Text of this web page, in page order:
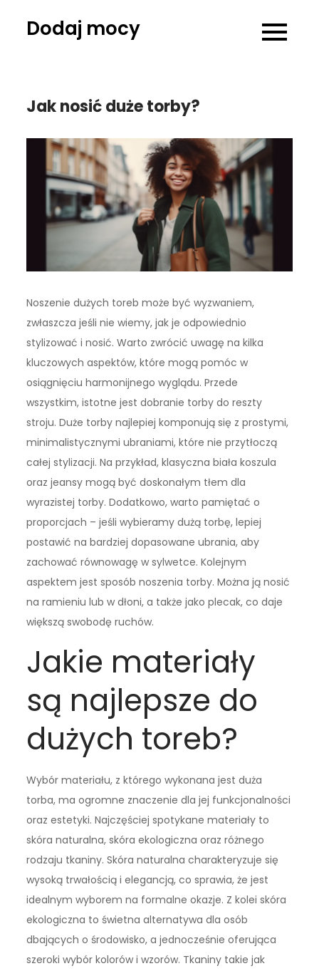
Dodaj mocy
Jak nosić duże torby?
Noszenie dużych toreb może być wyzwaniem,
zwłaszcza jeśli nie wiemy, jak je odpowiednio
stylizować i nosić. Warto zwrócić uwagę na kilka
kluczowych aspektów, które mogą pomóc w
osiągnięciu harmonijnego wyglądu. Przede
wszystkim, istotne jest dobranie torby do reszty
stroju. Duże torby najlepiej komponują się z prostymi,
minimalistycznymi ubraniami, które nie przytłoczą
całej stylizacji. Na przykład, klasyczna biała koszula
oraz jeansy mogą być doskonałym tłem dla
wyrazistej torby. Dodatkowo, warto pamiętać o
proporcjach – jeśli wybieramy dużą torbę, lepiej
postawić na bardziej dopasowane ubrania, aby
zachować równowagę w sylwetce. Kolejnym
aspektem jest sposób noszenia torby. Można ją nosić
na ramieniu lub w dłoni, a także jako plecak, co daje
większą swobodę ruchów.
Jakie materiały
są najlepsze do
dużych toreb?
Wybór materiału, z którego wykonana jest duża
torba, ma ogromne znaczenie dla jej funkcjonalności
oraz estetyki. Najczęściej spotykane materiały to
skóra naturalna, skóra ekologiczna oraz różnego
rodzaju tkaniny. Skóra naturalna charakteryzuje się
wysoką trwałością i elegancją, co sprawia, że jest
idealnym wyborem na formalne okazje. Z kolei skóra
ekologiczna to świetna alternatywa dla osób
dbających o środowisko, a jednocześnie oferująca
szeroki wybór kolorów i wzorów. Tkaniny takie jak